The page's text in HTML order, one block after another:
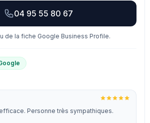
04 95 55 80 67
de la fiche Google Business Profile.
Personne très sympathiques.